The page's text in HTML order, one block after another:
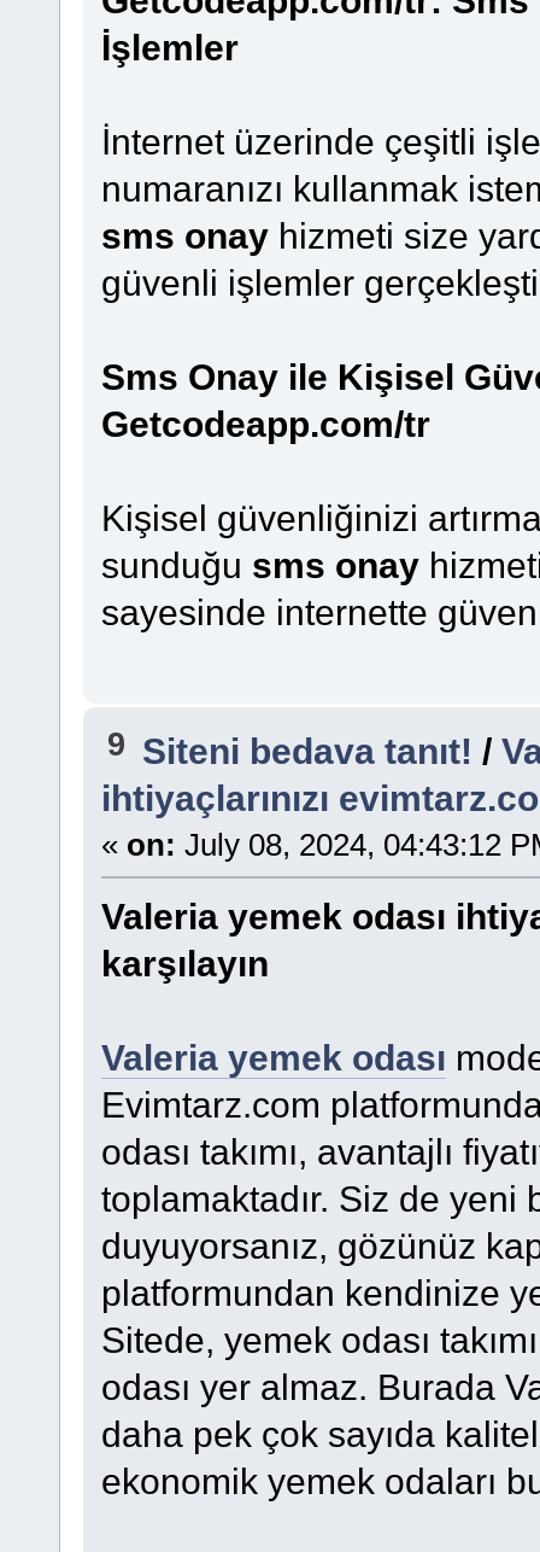
İşlemler
İnternet üzerinde çeşitli
numaranızı kullanmak
sms onayhizmeti size
güvenli işlemler
Sms Onay ile Kişisel
Getcodeapp.com/tr
Kişisel güvenliğinizi
sunduğu sms onay
sayesinde internette
9 Siteni bedava tanıt! /
ihtiyaçlarınızı
« on: July 08, 2024, 04:43:12
Valeria yemek odası
karşılayın
Valeria yemek odası
Evimtarz.com
odası takımı, avantajlı
toplamaktadır. Siz de yeni
duyuyorsanız, gözünüz
platformundan kendinize
Sitede, yemek odası
odası yer almaz. Burada
daha pek çok sayıda
ekonomik yemek odaları